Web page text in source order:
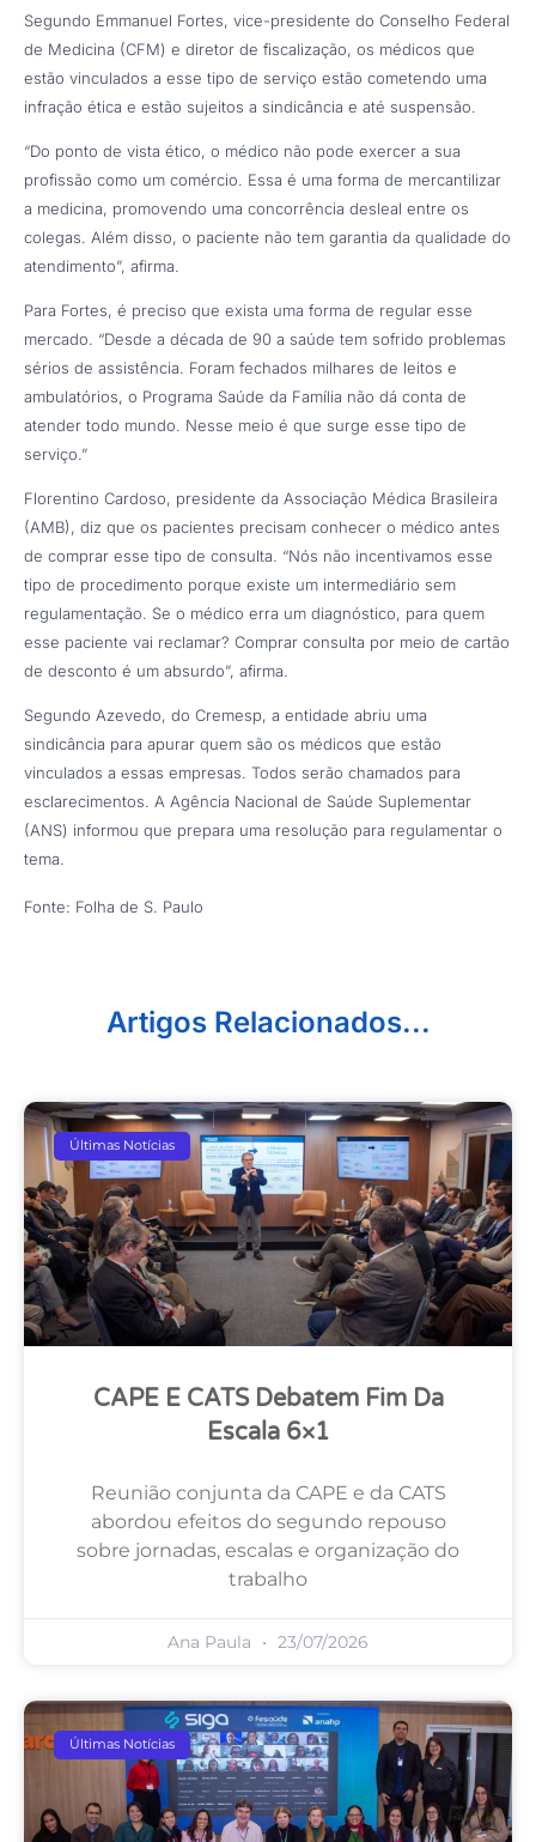
Segundo Emmanuel Fortes, vice-presidente do Conselho Federal
de Medicina (CFM) e diretor de fiscalização, os médicos que
estão vinculados a esse tipo de serviço estão cometendo uma
infração ética e estão sujeitos a sindicância e até suspensão.
“Do ponto de vista ético, o médico não pode exercer a sua
profissão como um comércio. Essa é uma forma de mercantilizar
a medicina, promovendo uma concorrência desleal entre os
colegas. Além disso, o paciente não tem garantia da qualidade do
atendimento”, afirma.
Para Fortes, é preciso que exista uma forma de regular esse
mercado. “Desde a década de 90 a saúde tem sofrido problemas
sérios de assistência. Foram fechados milhares de leitos e
ambulatórios, o Programa Saúde da Família não dá conta de
atender todo mundo. Nesse meio é que surge esse tipo de
serviço.”
Florentino Cardoso, presidente da Associação Médica Brasileira
(AMB), diz que os pacientes precisam conhecer o médico antes
de comprar esse tipo de consulta. “Nós não incentivamos esse
tipo de procedimento porque existe um intermediário sem
regulamentação. Se o médico erra um diagnóstico, para quem
esse paciente vai reclamar? Comprar consulta por meio de cartão
de desconto é um absurdo”, afirma.
Segundo Azevedo, do Cremesp, a entidade abriu uma
sindicância para apurar quem são os médicos que estão
vinculados a essas empresas. Todos serão chamados para
esclarecimentos. A Agência Nacional de Saúde Suplementar
(ANS) informou que prepara uma resolução para regulamentar o
tema.
Fonte: Folha de S. Paulo
Artigos Relacionados...
Últimas Notícias
CAPE E CATS Debatem Fim Da
Escala 6×1
Reunião conjunta da CAPE e da CATS
abordou efeitos do segundo repouso
sobre jornadas, escalas e organização do
trabalho
Ana Paula 23/07/2026
Últimas Notícias